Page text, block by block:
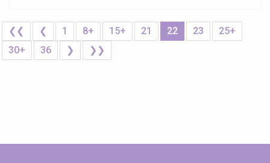
❮❮ ❮ 1 8+ 15+ 21 22 23
25+
30+
36 ❯ ❯❯